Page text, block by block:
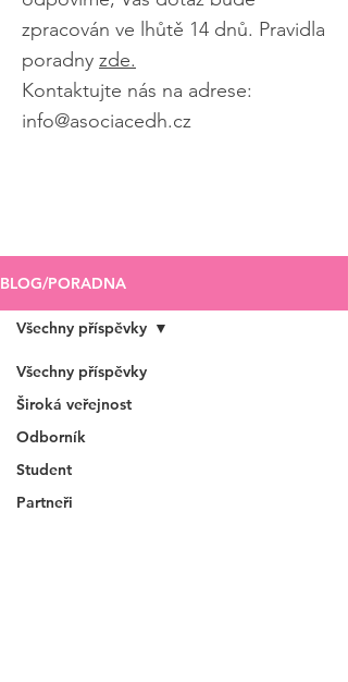
zpracován ve lhůtě 14 dnů. Pravidla
poradny zde.
Kontaktujte nás na adrese:
info@asociacedh.cz
BLOG/PORADNA
Všechny příspěvky
Široká veřejnost
Odborník
Student
Partneři
Všechny příspěvky